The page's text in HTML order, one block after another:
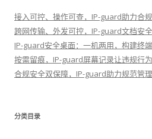
接入可控、操作可查，IP-guard助力合
跨网传输、外发可控，IP-guard文档安
IP-guard安全桌面：一机两用，构建终
按需留痕，IP-guard屏幕记录让违规行
合规安全双保障，IP-guard助力规范管
分类目录